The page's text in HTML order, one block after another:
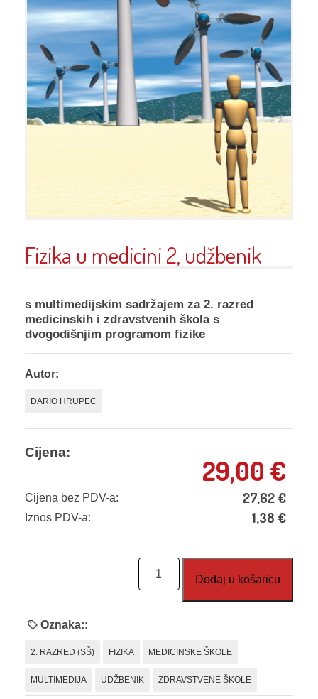
Fizika u medicini 2, udžbenik
s multimedijskim sadržajem za 2. razred
medicinskih i zdravstvenih škola s
dvogodišnjim programom fizike
Autor:
DARIO HRUPEC
Cijena:
29,00 €
Cijena bez PDV-a: 27,62 €
Iznos PDV-a: 1,38 €
količina
Dodaj u košaricu
Oznaka::
2. RAZRED (SŠ) FIZIKA MEDICINSKE ŠKOLE
MULTIMEDIJA UDŽBENIK ZDRAVSTVENE ŠKOLE